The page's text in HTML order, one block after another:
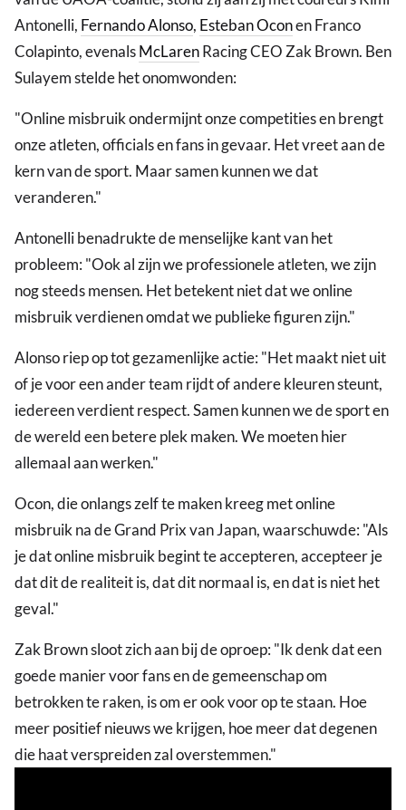
Antonelli, Fernando Alonso, Esteban Oconen Franco
Colapinto, evenalsMcLarenRacing CEO Zak Brown. Ben
Sulayem stelde het onomwonden:
"Online misbruik ondermijnt onze competities en brengt
onze atleten, officials en fans in gevaar. Het vreet aan de
kern van de sport. Maar samen kunnen we dat
veranderen."
Antonelli benadrukte de menselijke kant van het
probleem: "Ook al zijn we professionele atleten, we zijn
nog steeds mensen. Het betekent niet dat we online
misbruik verdienen omdat we publieke figuren zijn."
Alonso riep op tot gezamenlijke actie: "Het maakt niet uit
of je voor een ander team rijdt of andere kleuren steunt,
iedereen verdient respect. Samen kunnen we de sport en
de wereld een betere plek maken. We moeten hier
allemaal aan werken."
Ocon, die onlangs zelf te maken kreeg met online
misbruik na de Grand Prix van Japan, waarschuwde: "Als
je dat online misbruik begint te accepteren, accepteer je
dat dit de realiteit is, dat dit normaal is, en dat is niet het
geval."
Zak Brown sloot zich aan bij de oproep: "Ik denk dat een
goede manier voor fans en de gemeenschap om
betrokken te raken, is om er ook voor op te staan. Hoe
meer positief nieuws we krijgen, hoe meer dat degenen
die haat verspreiden zal overstemmen."